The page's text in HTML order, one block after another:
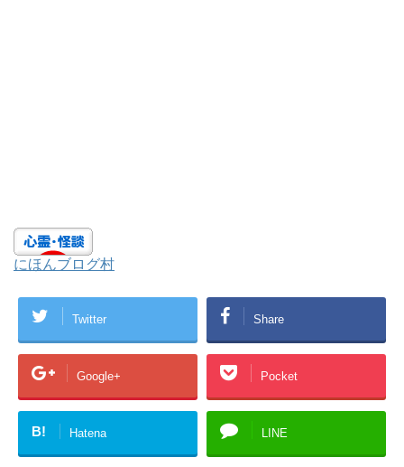
にほんブログ村
Twitter Share
Google+ Pocket
B! Hatena LINE